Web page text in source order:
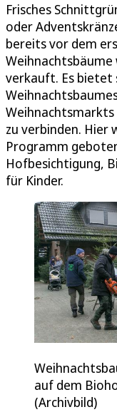
Frisches
oder
bereits vor dem
verkauft. Es bietet
zu verbinden. Hier
Programm
Hofbesichtigung,
für Kinder.
auf dem
(Archivbild)